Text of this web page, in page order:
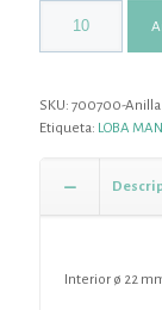
SKU: 700700-Anilla
Etiqueta: LOBA
Interior ø 22